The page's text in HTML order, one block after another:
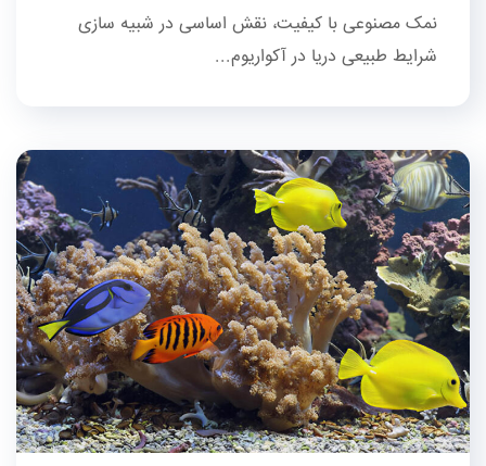
نمک مصنوعی با کیفیت، نقش اساسی در شبیه سازی
شرایط طبیعی دریا در آکواریوم...